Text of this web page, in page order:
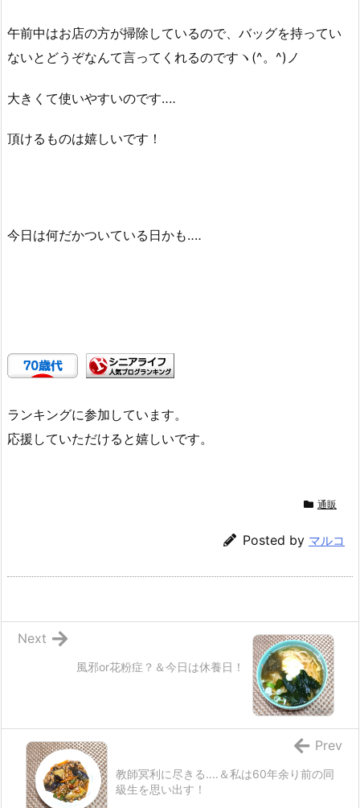
午前中はお店の方が掃除しているので、バッグを持ってい
ないとどうぞなんて言ってくれるのですヽ(^。^)ノ
大きくて使いやすいのです‥‥
頂けるものは嬉しいです！
今日は何だかついている日かも‥‥
ランキングに参加しています。
応援していただけると嬉しいです。
通販
Posted by マルコ
風邪or花粉症？＆今日は休養日！
Next
教師冥利に尽きる‥‥＆私は60年余り前の同
級生を思い出す！
Prev